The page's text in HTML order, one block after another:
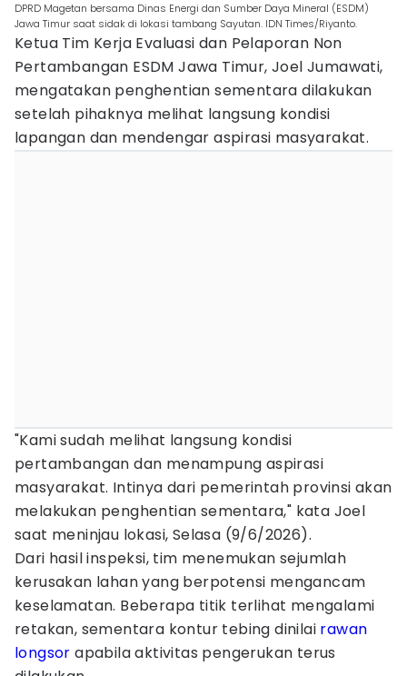
DPRD Magetan bersama Dinas Energi dan Sumber Daya Mineral (ESDM)
Jawa Timur saat sidak di lokasi tambang Sayutan. IDN Times/Riyanto.
Ketua Tim Kerja Evaluasi dan Pelaporan Non
Pertambangan ESDM Jawa Timur, Joel Jumawati,
mengatakan penghentian sementara dilakukan
setelah pihaknya melihat langsung kondisi
lapangan dan mendengar aspirasi masyarakat.
"Kami sudah melihat langsung kondisi
pertambangan dan menampung aspirasi
masyarakat. Intinya dari pemerintah provinsi akan
melakukan penghentian sementara," kata Joel
saat meninjau lokasi, Selasa (9/6/2026).
Dari hasil inspeksi, tim menemukan sejumlah
kerusakan lahan yang berpotensi mengancam
keselamatan. Beberapa titik terlihat mengalami
retakan, sementara kontur tebing dinilai rawan
longsor apabila aktivitas pengerukan terus